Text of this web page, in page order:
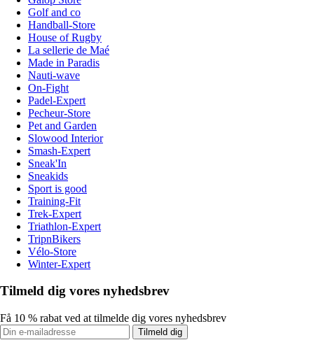
Golf and co
Handball-Store
House of Rugby
La sellerie de Maé
Made in Paradis
Nauti-wave
On-Fight
Padel-Expert
Pecheur-Store
Pet and Garden
Slowood Interior
Smash-Expert
Sneak'In
Sneakids
Sport is good
Training-Fit
Trek-Expert
Triathlon-Expert
TripnBikers
Vélo-Store
Winter-Expert
Tilmeld dig vores nyhedsbrev
Få 10 % rabat ved at tilmelde dig vores nyhedsbrev
Tilmeld dig